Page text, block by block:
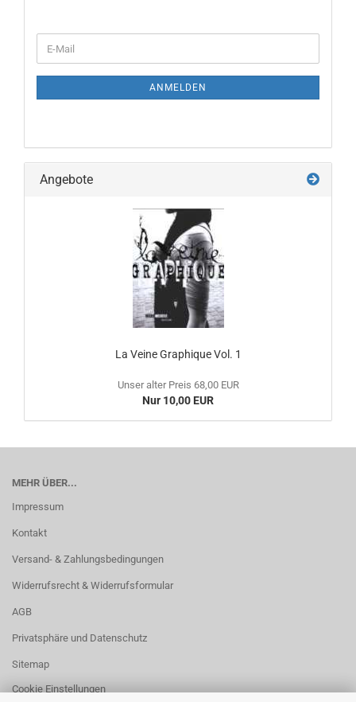
ZUR
E-
Mail
ANMELDEN
Angebote
La Veine Graphique Vol. 1
Unser alter Preis 68,00 EUR
Nur 10,00 EUR
MEHR ÜBER...
Impressum
Kontakt
Versand- & Zahlungsbedingungen
Widerrufsrecht & Widerrufsformular
AGB
Privatsphäre und Datenschutz
Sitemap
Cookie Einstellungen